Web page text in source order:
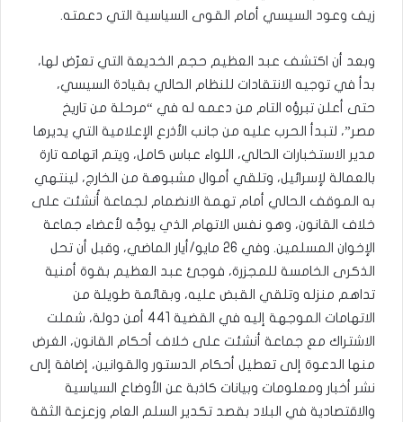
زيف وعود السيسي أمام القوى السياسية التي دعمته.
وبعد أن اكتشف عبد العظيم حجم الخديعة التي تعرّض لها،
بدأ في توجيه الانتقادات للنظام الحالي بقيادة السيسي،
حتى أعلن تبرؤه التام من دعمه له في “مرحلة من تاريخ
مصر”، لتبدأ الحرب عليه من جانب الأذرع الإعلامية التي يديرها
مدير الاستخبارات الحالي، اللواء عباس كامل، ويتم اتهامه تارة
بالعمالة لإسرائيل، وتلقي أموال مشبوهة من الخارج، لينتهي
به الموقف الحالي أمام تهمة الانضمام لجماعة أُنشئت على
خلاف القانون، وهو نفس الاتهام الذي يوجَّه لأعضاء جماعة
الإخوان المسلمين. وفي 26 مايو/أيار الماضي، وقبل أن تحل
الذكرى الخامسة للمجزرة، فوجئ عبد العظيم بقوة أمنية
تداهم منزله وتلقي القبض عليه، وبقائمة طويلة من
الاتهامات الموجهة إليه في القضية 441 أمن دولة، شملت
الاشتراك مع جماعة أنشئت على خلاف أحكام القانون، الغرض
منها الدعوة إلى تعطيل أحكام الدستور والقوانين، إضافة إلى
نشر أخبار ومعلومات وبيانات كاذبة عن الأوضاع السياسية
والاقتصادية في البلاد بقصد تكدير السلم العام وزعزعة الثقة